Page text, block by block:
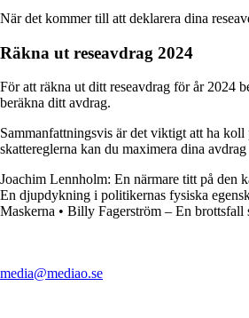
När det kommer till att deklarera dina
Räkna ut reseavdrag 2024
För att räkna ut ditt reseavdrag för år 2024
beräkna ditt avdrag.
Sammanfattningsvis är det viktigt att ha
skattereglerna kan du maximera dina
Joachim Lennholm: En närmare titt på den
En djupdykning i politikernas fysiska
Maskerna • Billy Fagerström – En brottsfall
media@mediao.se